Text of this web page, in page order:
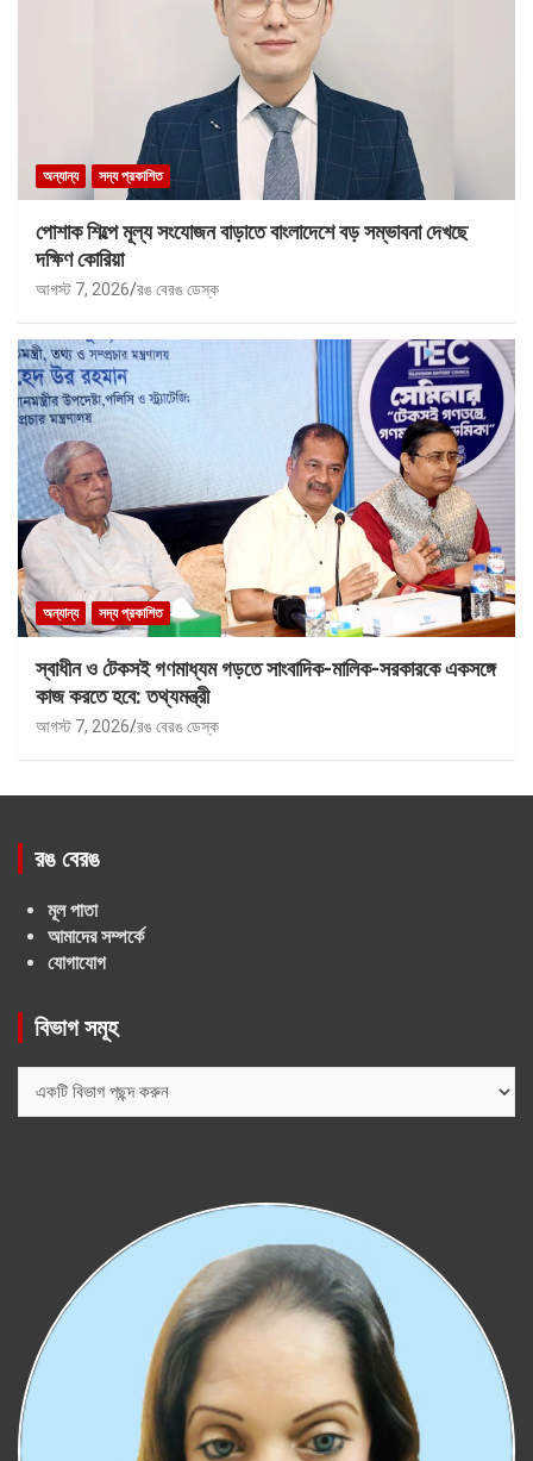
অন্যান্য সদ্য প্রকাশিত
পোশাক শিল্পে মূল্য সংযোজন বাড়াতে বাংলাদেশে বড় সম্ভাবনা দেখছে
দক্ষিণ কোরিয়া
আগস্ট 7, 2026 রঙ বেরঙ ডেস্ক
অন্যান্য সদ্য প্রকাশিত
স্বাধীন ও টেকসই গণমাধ্যম গড়তে সাংবাদিক-মালিক-সরকারকে একসঙ্গে
কাজ করতে হবে: তথ্যমন্ত্রী
আগস্ট 7, 2026 রঙ বেরঙ ডেস্ক
রঙ বেরঙ
মূল পাতা
আমাদের সম্পর্কে
যোগাযোগ
বিভাগ সমূহ